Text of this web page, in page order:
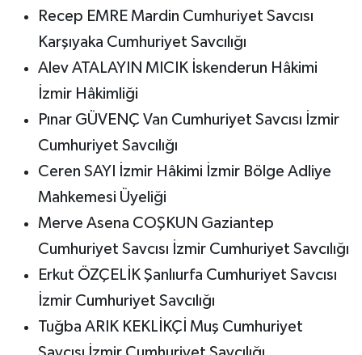
Recep EMRE Mardin Cumhuriyet Savcısı
Karşıyaka Cumhuriyet Savcılığı
Alev ATALAYIN MICIK İskenderun Hâkimi
İzmir Hâkimliği
Pınar GÜVENÇ Van Cumhuriyet Savcısı İzmir
Cumhuriyet Savcılığı
Ceren SAYI İzmir Hâkimi İzmir Bölge Adliye
Mahkemesi Üyeliği
Merve Asena COŞKUN Gaziantep
Cumhuriyet Savcısı İzmir Cumhuriyet Savcılığı
Erkut ÖZÇELİK Şanlıurfa Cumhuriyet Savcısı
İzmir Cumhuriyet Savcılığı
Tuğba ARIK KEKLİKÇİ Muş Cumhuriyet